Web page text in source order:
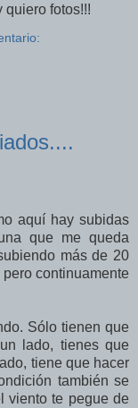
quiero fotos!!!
aquí hay subidas
que me queda
más de 20
continuamente
Sólo tienen que
lado, tienes que
tiene que hacer
también se
viento te pegue de